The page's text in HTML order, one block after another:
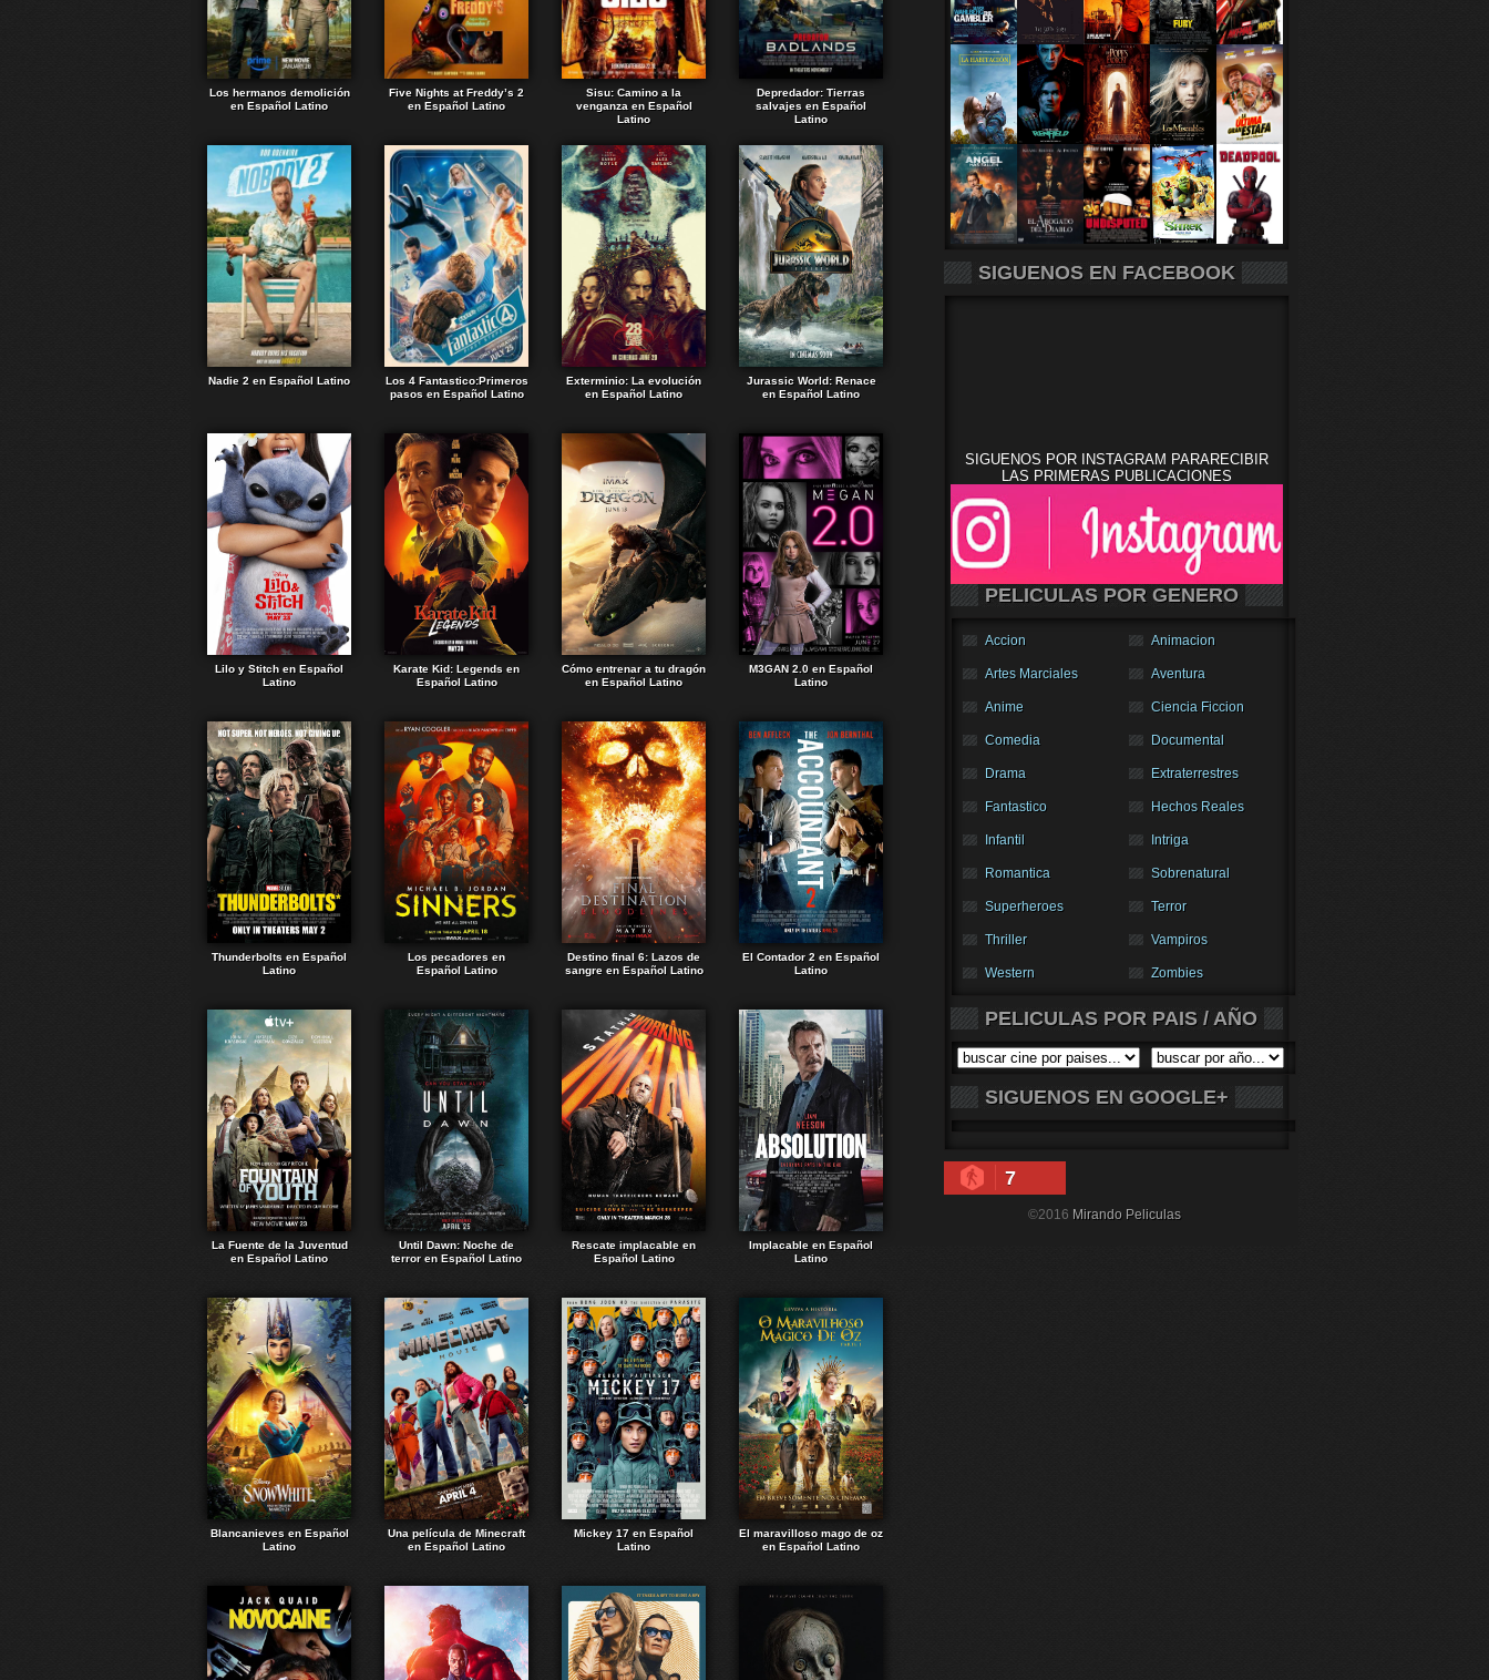
Los hermanos demolición
en Español Latino
Five Nights at Freddy’s 2
en Español Latino
Sisu: Camino a la
venganza en Español
Latino
Depredador: Tierras
salvajes en Español
Latino
Nadie 2 en Español Latino
Los 4 Fantastico:Primeros
pasos en Español Latino
Exterminio: La evolución
en Español Latino
Jurassic World: Renace
en Español Latino
Lilo y Stitch en Español
Latino
Karate Kid: Legends en
Español Latino
Cómo entrenar a tu dragón
en Español Latino
M3GAN 2.0 en Español
Latino
Thunderbolts en Español
Latino
Los pecadores en
Español Latino
Destino final 6: Lazos de
sangre en Español Latino
El Contador 2 en Español
Latino
La Fuente de la Juventud
en Español Latino
Until Dawn: Noche de
terror en Español Latino
Rescate implacable en
Español Latino
Implacable en Español
Latino
Blancanieves en Español
Latino
Una película de Minecraft
en Español Latino
Mickey 17 en Español
Latino
El maravilloso mago de oz
en Español Latino
SIGUENOS EN FACEBOOK
SIGUENOS POR INSTAGRAM PARARECIBIR
LAS PRIMERAS PUBLICACIONES
PELICULAS POR GENERO
Accion Animacion
Artes Marciales Aventura
Anime Ciencia Ficcion
Comedia Documental
Drama Extraterrestres
Fantastico Hechos Reales
Infantil Intriga
Romantica Sobrenatural
Superheroes Terror
Thriller Vampiros
Western Zombies
PELICULAS POR PAIS / AÑO
SIGUENOS EN GOOGLE+
7
©2016 Mirando Peliculas